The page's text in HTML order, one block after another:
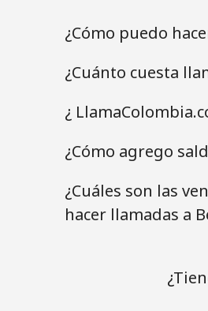
¿Cómo puedo
¿Cuánto cuesta
¿
¿Cómo agrego
¿Cuáles son las
hacer llamadas a